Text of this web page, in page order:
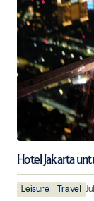
Hotel Jakarta
Leisure Travel